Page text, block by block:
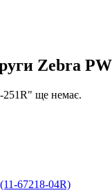
Zebra
251R" ще немає.
67218-04R)